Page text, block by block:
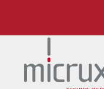
Ir al contenido